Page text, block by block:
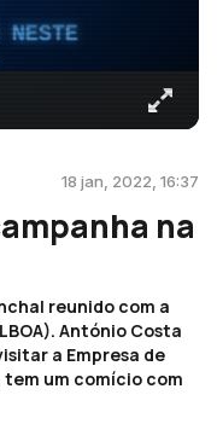
NESTE
18 jan, 2022, 16:37
na
reunido com a
António Costa
a Empresa de
tem um comício com